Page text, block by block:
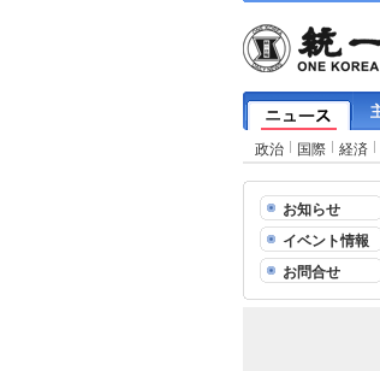
政治 国際 経済
お知らせ
イベント情報
お問合せ